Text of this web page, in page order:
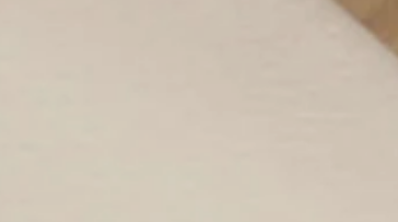
Te
El blog de cuidado, inspiración y